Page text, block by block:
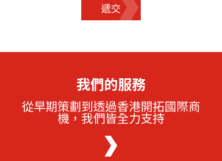
遞交
我們的服務
從早期策劃到透過香港開拓國際商
機，我們皆全力支持